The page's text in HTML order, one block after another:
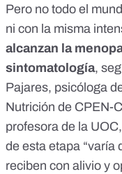
Pero no todo el
ni con la misma
alcanzan la
sintomatología,
Pajares, psicóloga
Nutrición de CPEN-
profesora de la
de esta etapa “varía
reciben con alivio y